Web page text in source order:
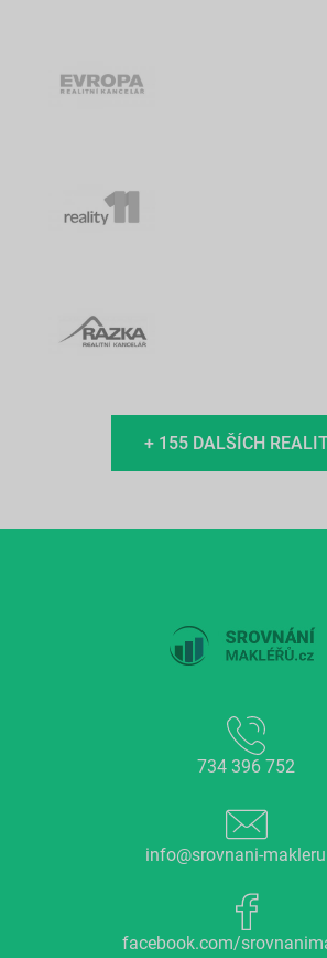
+ 155 DALŠÍCH
734 396 752
info@srovnani-
facebook.com/